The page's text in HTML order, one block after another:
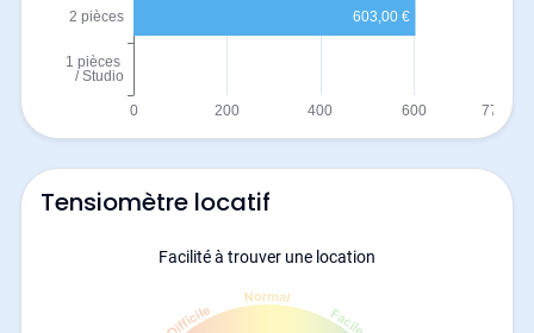
Tensiomètre locatif
Facilité à trouver une location